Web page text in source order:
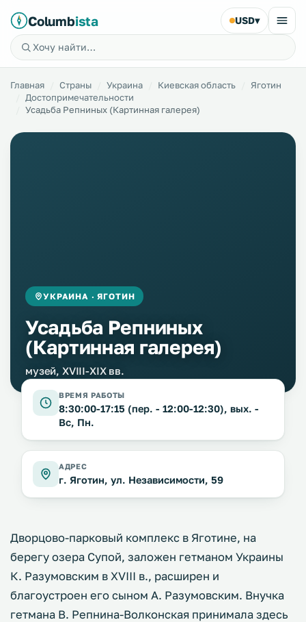
Columbista USD▾
Главная Страны Украина Киевская область
Яготин
Достопримечательности
Усадьба Репниных (Картинная галерея)
УКРАИНА · ЯГОТИН
Усадьба Репниных
(Картинная галерея)
музей, XVIII-XIX вв.
ВРЕМЯ РАБОТЫ
8:30:00-17:15 (пер. - 12:00-12:30), вых. -
Вс, Пн.
АДРЕС
г. Яготин, ул. Независимости, 59
Дворцово-парковый комплекс в Яготине, на
берегу озера Супой, заложен гетманом Украины
К. Разумовским в XVIII в., расширен и
благоустроен его сыном А. Разумовским. Внучка
гетмана В. Репнина-Волконская принимала здесь